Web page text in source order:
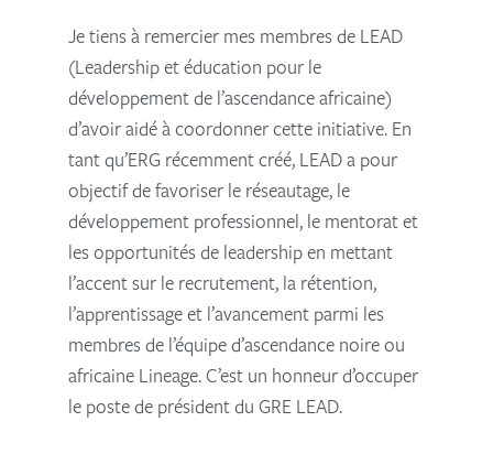
Je tiens à remercier mes membres de LEAD
(Leadership et éducation pour le
développement de l’ascendance africaine)
d’avoir aidé à coordonner cette initiative. En
tant qu’ERG récemment créé, LEAD a pour
objectif de favoriser le réseautage, le
développement professionnel, le mentorat et
les opportunités de leadership en mettant
l’accent sur le recrutement, la rétention,
l’apprentissage et l’avancement parmi les
membres de l’équipe d’ascendance noire ou
africaine Lineage. C’est un honneur d’occuper
le poste de président du GRE LEAD.